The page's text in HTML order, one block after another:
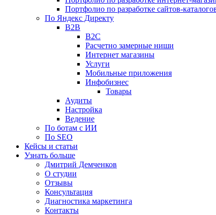
Портфолио по разработке сайтов-
По Яндекс Директу
B2B
B2C
Расчетно замерные ниши
Интернет магазины
Услуги
Мобильные приложения
Инфобизнес
Товары
Аудиты
Настройка
Ведение
По ботам с ИИ
По SEO
Кейсы и статьи
Узнать больше
Дмитрий Демченков
О студии
Отзывы
Консультация
Диагностика маркетинга
Контакты